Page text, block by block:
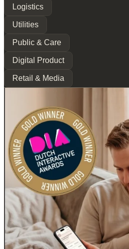
Logistics
Utilities
Public & Care
Digital Product
Retail & Media